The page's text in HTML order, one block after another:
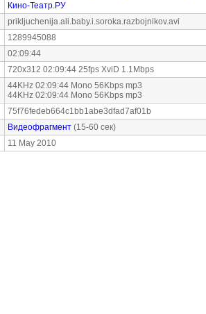
Кино-Театр.РУ
prikljuchenija.ali.baby.i.soroka.razbojnikov.avi
1289945088
02:09:44
720x312 02:09:44 25fps XviD 1.1Mbps
44KHz 02:09:44 Mono 56Kbps mp3
44KHz 02:09:44 Mono 56Kbps mp3
75f76fedeb664c1bb1abe3dfad7af01b
Видеофрагмент (15-60 сек)
11 May 2010